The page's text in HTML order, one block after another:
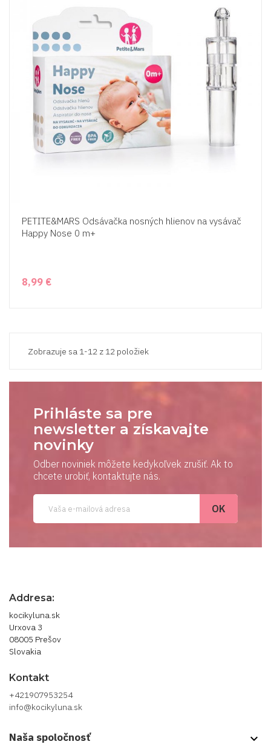
PETITE&MARS Odsávačka nosných hlienov na vysávač
Happy Nose 0 m+
8,99 €
Zobrazuje sa 1-12 z 12 položiek
Prihláste sa pre
newsletter a získavajte
novinky
Odber noviniek môžete kedykoľvek zrušiť. Ak to
chcete urobiť, kontaktujte nás.
Addresa:
kocikyluna.sk
Urxova 3
08005 Prešov
Slovakia
Kontakt
+421907953254
info@kocikyluna.sk
Naša spoločnosť keyboard_arrow_down